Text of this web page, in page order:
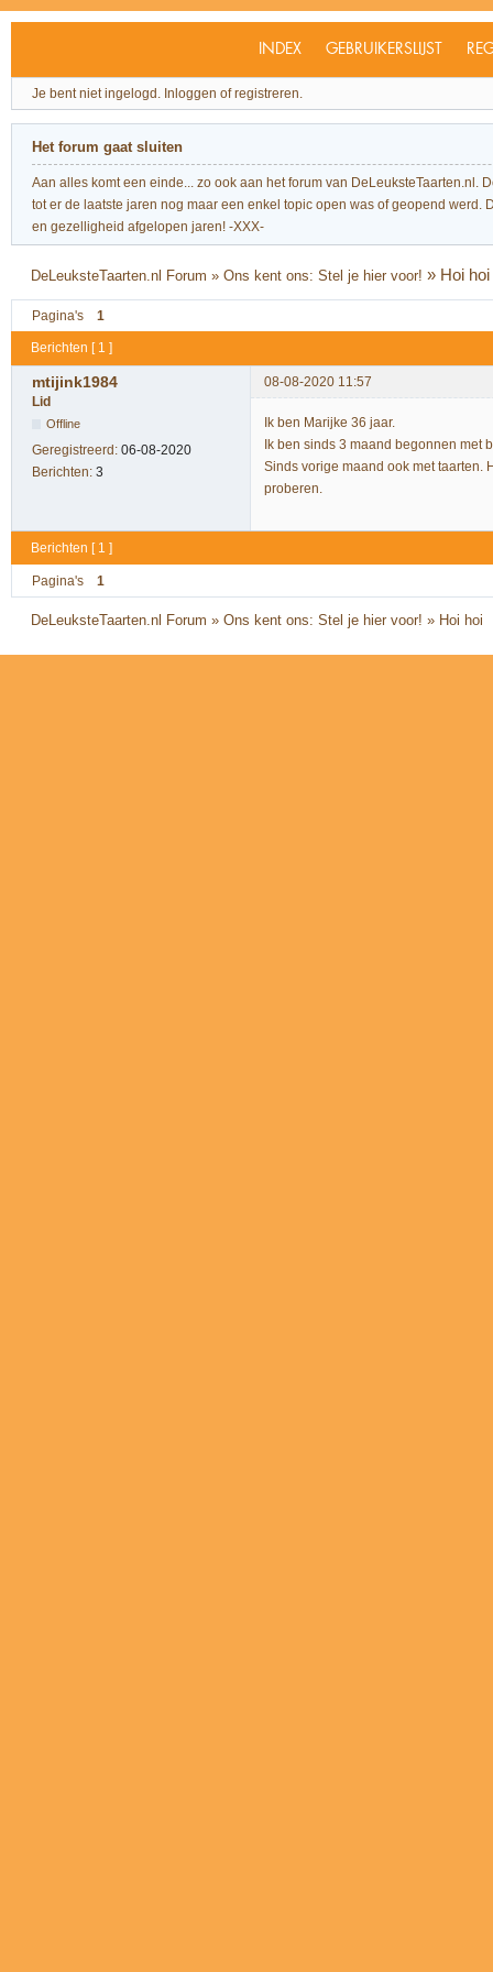
INDEX GEBRUIKERSLIJST
Je bent niet ingelogd. Inloggen of registreren.
Het forum gaat sluiten
Aan alles komt een einde... zo ook aan het forum van
tot er de laatste jaren nog maar een enkel topic open was of geopend
en gezelligheid afgelopen jaren! -XXX-
DeLeuksteTaarten.nl Forum »Ons kent ons: Stel je hier voor! » Hoi hoi
Pagina's 1
Berichten [ 1 ]
mtijink1984
08-08-2020 11:57
Lid
Offline
Geregistreerd: 06-08-2020
Berichten: 3
Ik ben Marijke 36 jaar.
Ik ben sinds 3 maand begonnen met
Sinds vorige maand ook met taarten.
proberen.
Berichten [ 1 ]
Pagina's 1
DeLeuksteTaarten.nl Forum »Ons kent ons: Stel je hier voor! » Hoi hoi